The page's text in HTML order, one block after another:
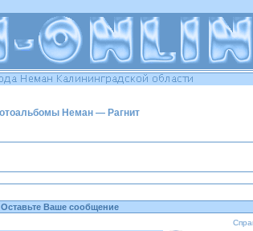
Оставьте Ваше сообщение